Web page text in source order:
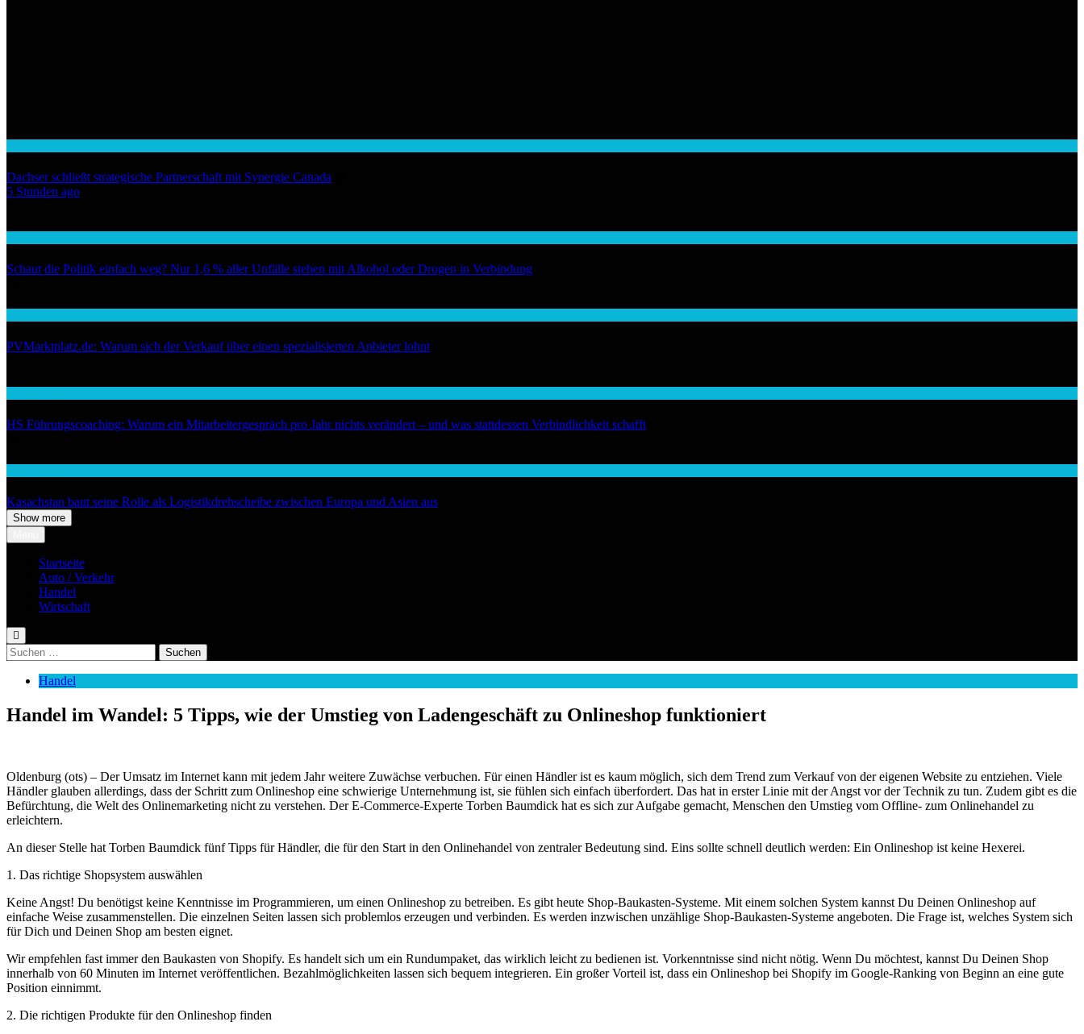
Dachser schließt strategische Partnerschaft mit Synergie Canada
5 Stunden ago
Schaut die Politik einfach weg? Nur 1,6 % aller Unfälle stehen mit Alkohol oder Drogen in Verbindung
PVMarktplatz.de: Warum sich der Verkauf über einen spezialisierten Anbieter lohnt
HS Führungscoaching: Warum ein Mitarbeitergespräch pro Jahr nichts verändert – und was stattdessen Verbindlichkeit schafft
Kasachstan baut seine Rolle als Logistikdrehscheibe zwischen Europa und Asien aus
Show more
Startseite
Auto / Verkehr
Handel
Wirtschaft
Suchen
nach:
Handel
Handel im Wandel: 5 Tipps, wie der Umstieg von Ladengeschäft zu Onlineshop funktioniert
Oldenburg (ots) – Der Umsatz im Internet kann mit jedem Jahr weitere Zuwächse verbuchen. Für einen Händler ist es kaum möglich, sich dem Trend zum Verkauf von der eigenen Website zu entziehen. Viele
Händler glauben allerdings, dass der Schritt zum Onlineshop eine schwierige Unternehmung ist, sie fühlen sich einfach überfordert. Das hat in erster Linie mit der Angst vor der Technik zu tun. Zudem gibt es die
Befürchtung, die Welt des Onlinemarketing nicht zu verstehen. Der E-Commerce-Experte Torben Baumdick hat es sich zur Aufgabe gemacht, Menschen den Umstieg vom Offline- zum Onlinehandel zu
erleichtern.
An dieser Stelle hat Torben Baumdick fünf Tipps für Händler, die für den Start in den Onlinehandel von zentraler Bedeutung sind. Eins sollte schnell deutlich werden: Ein Onlineshop ist keine Hexerei.
1. Das richtige Shopsystem auswählen
Keine Angst! Du benötigst keine Kenntnisse im Programmieren, um einen Onlineshop zu betreiben. Es gibt heute Shop-Baukasten-Systeme. Mit einem solchen System kannst Du Deinen Onlineshop auf
einfache Weise zusammenstellen. Die einzelnen Seiten lassen sich problemlos erzeugen und verbinden. Es werden inzwischen unzählige Shop-Baukasten-Systeme angeboten. Die Frage ist, welches System sich
für Dich und Deinen Shop am besten eignet.
Wir empfehlen fast immer den Baukasten von Shopify. Es handelt sich um ein Rundumpaket, das wirklich leicht zu bedienen ist. Vorkenntnisse sind nicht nötig. Wenn Du möchtest, kannst Du Deinen Shop
innerhalb von 60 Minuten im Internet veröffentlichen. Bezahlmöglichkeiten lassen sich bequem integrieren. Ein großer Vorteil ist, dass ein Onlineshop bei Shopify im Google-Ranking von Beginn an eine gute
Position einnimmt.
2. Die richtigen Produkte für den Onlineshop finden